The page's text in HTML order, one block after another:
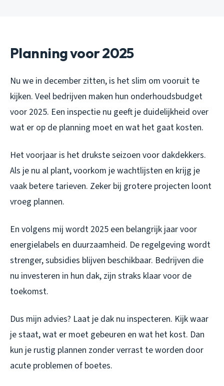
Planning voor 2025
Nu we in december zitten, is het slim om vooruit te
kijken. Veel bedrijven maken hun onderhoudsbudget
voor 2025. Een inspectie nu geeft je duidelijkheid over
wat er op de planning moet en wat het gaat kosten.
Het voorjaar is het drukste seizoen voor dakdekkers.
Als je nu al plant, voorkom je wachtlijsten en krijg je
vaak betere tarieven. Zeker bij grotere projecten loont
vroeg plannen.
En volgens mij wordt 2025 een belangrijk jaar voor
energielabels en duurzaamheid. De regelgeving wordt
strenger, subsidies blijven beschikbaar. Bedrijven die
nu investeren in hun dak, zijn straks klaar voor de
toekomst.
Dus mijn advies? Laat je dak nu inspecteren. Kijk waar
je staat, wat er moet gebeuren en wat het kost. Dan
kun je rustig plannen zonder verrast te worden door
acute problemen of boetes.